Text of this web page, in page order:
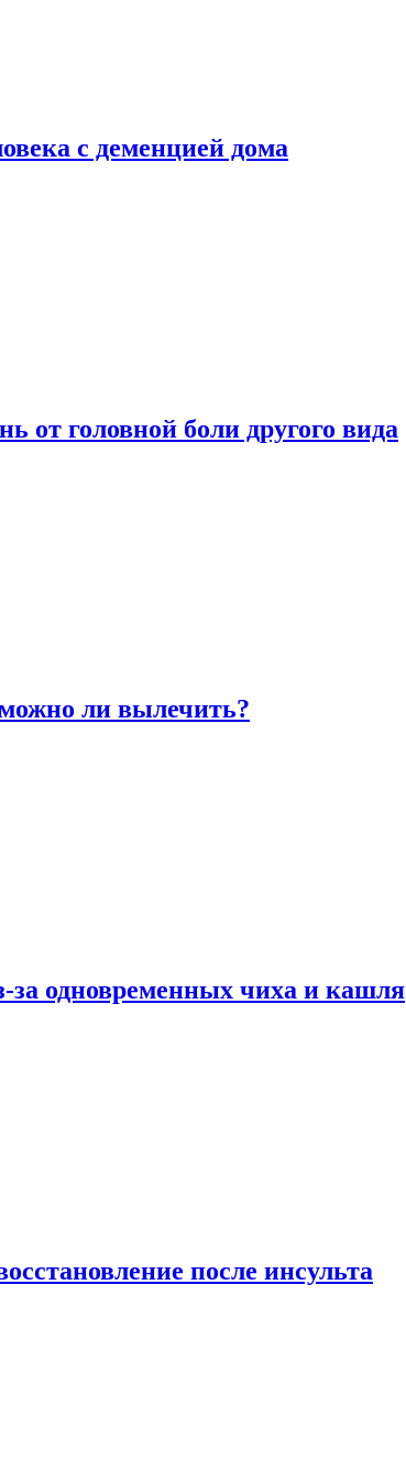
с деменцией дома
от головной боли другого вида
ли вылечить?
одновременных чиха и кашля
после инсульта